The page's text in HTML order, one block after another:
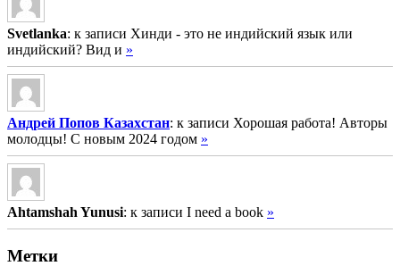
Svetlanka: к записи Хинди - это не индийский язык или
индийский? Вид и »
Андрей Попов Казахстан: к записи Хорошая работа! Авторы
молодцы! С новым 2024 годом »
Ahtamshah Yunusi: к записи I need a book »
Метки